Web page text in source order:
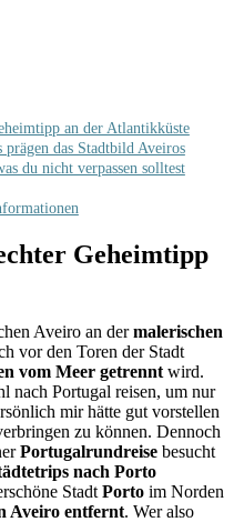
an der Atlantikküste
das Stadtbild Aveiros
du nicht verpassen solltest
Geheimtipp
Aveiro an dermalerischen
vor den Toren der Stadt
vom Meer getrennt wird.
nach Portugal reisen, um nur
mir hätte gut vorstellen
zu können. Dennoch
Portugalrundreise besucht
nach Porto
Stadt Porto im Norden
Aveiro entfernt. Wer also